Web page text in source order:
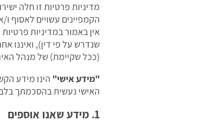
מדיניות פרטיות זו חלה
הקמפיינים עשויים לאסוף
אין באמור במדיניות
שנדרש על פי דין), ואיננו
(ככל שקיימת) של מנהל
"מידע אישי" הינו מידע
האישי נעשית בהסכמתך
1. מידע שאנו אוספים